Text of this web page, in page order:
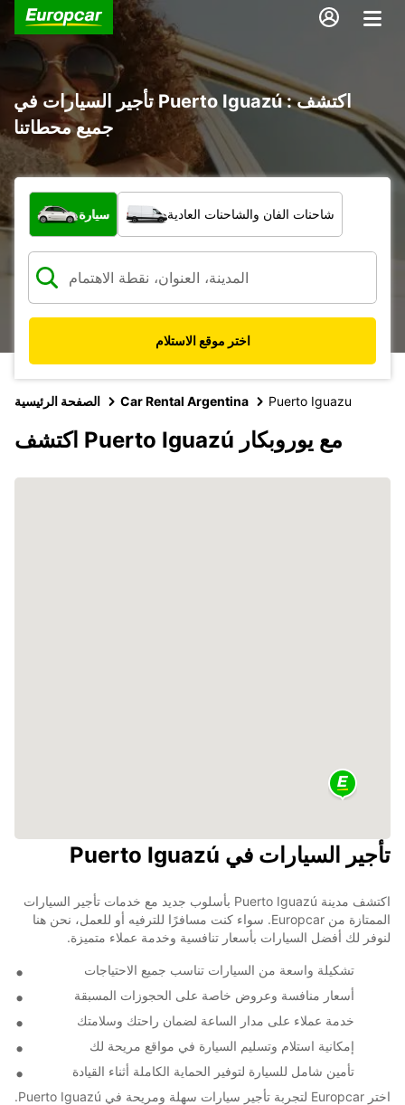
تأجير السيارات في Puerto Iguazú : اكتشف
جميع محطاتنا
ما نوع المركبة؟
سيارة شاحنات الفان والشاحنات العادية
اختر موقع الاستلام
الصفحة الرئيسية Car Rental Argentina Puerto Iguazu
اكتشف Puerto Iguazú مع يوروبكار
تأجير السيارات في Puerto Iguazú
اكتشف مدينة Puerto Iguazú بأسلوب جديد مع خدمات تأجير السيارات
الممتازة من Europcar. سواء كنت مسافرًا للترفيه أو للعمل، نحن هنا
لنوفر لك أفضل السيارات بأسعار تنافسية وخدمة عملاء متميزة.
تشكيلة واسعة من السيارات تناسب جميع الاحتياجات
أسعار منافسة وعروض خاصة على الحجوزات المسبقة
خدمة عملاء على مدار الساعة لضمان راحتك وسلامتك
إمكانية استلام وتسليم السيارة في مواقع مريحة لك
تأمين شامل للسيارة لتوفير الحماية الكاملة أثناء القيادة
اختر Europcar لتجربة تأجير سيارات سهلة ومريحة في Puerto Iguazú.